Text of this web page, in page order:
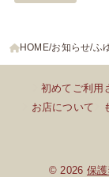
HOME お知らせ ふ
初めてご利用
お店について
© 2026 保